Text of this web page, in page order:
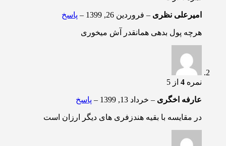
امیرعلی نظری – فروردین 26, 1399 – پاسخ
هرچه پول بدهی همانقدر آش میخوری
نمره 4 از 5
عارفه اخگری – خرداد 13, 1399 – پاسخ
در مقایسه با بقیه هندزفری های دیگر ارزان است